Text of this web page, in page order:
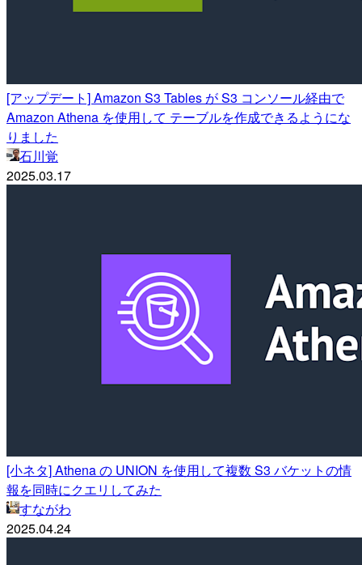
[アップデート] Amazon S3 Tables が S3 コンソール経由で
Amazon Athena を使用して テーブルを作成できるようにな
りました
石川覚
2025.03.17
[小ネタ] Athena の UNION を使用して複数 S3 バケットの情
報を同時にクエリしてみた
すながわ
2025.04.24